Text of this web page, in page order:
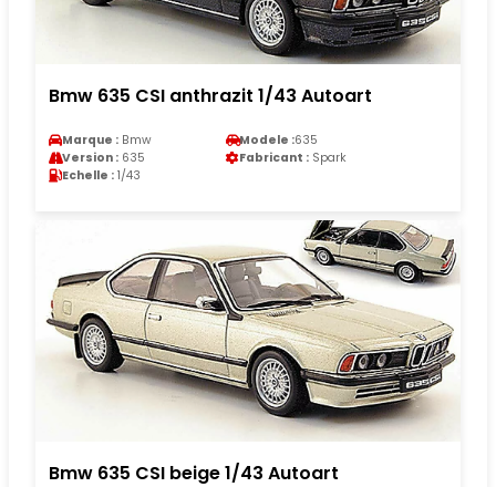
Bmw 635 CSI anthrazit 1/43 Autoart
Marque : Bmw Modele :635
Version : 635 Fabricant : Spark
Echelle : 1/43
Bmw 635 CSI beige 1/43 Autoart